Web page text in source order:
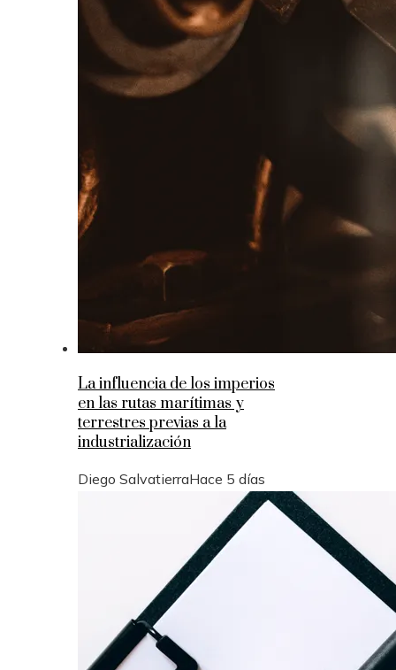
La influencia de los imperios
en las rutas marítimas y
terrestres previas a la
industrialización
Diego SalvatierraHace 5 días